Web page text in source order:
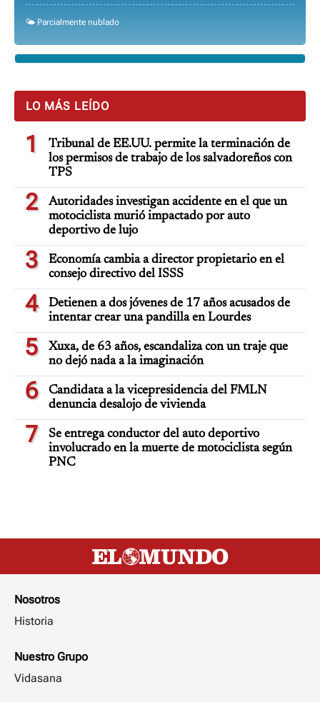
🌤️ Parcialmente nublado
LO MÁS LEÍDO
1
Tribunal de EE.UU. permite la terminación de
los permisos de trabajo de los salvadoreños con
TPS
2
Autoridades investigan accidente en el que un
motociclista murió impactado por auto
deportivo de lujo
3
Economía cambia a director propietario en el
consejo directivo del ISSS
4
Detienen a dos jóvenes de 17 años acusados de
intentar crear una pandilla en Lourdes
5
Xuxa, de 63 años, escandaliza con un traje que
no dejó nada a la imaginación
6
Candidata a la vicepresidencia del FMLN
denuncia desalojo de vivienda
7
Se entrega conductor del auto deportivo
involucrado en la muerte de motociclista según
PNC
Nosotros
Historia
Nuestro Grupo
Vidasana